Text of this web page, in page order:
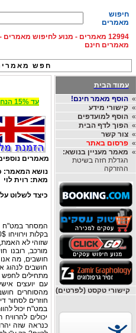
חיפוש
מאמרים
12994 מאמרים - מנוע לחיפוש
מאמרים חינם
חפש
עמוד הבית
»הוסף מאמר חינם!
»קישורי מידע
»הוסף למועדפים
»הפוך לדף הבית
»צור קשר
»פרסום באתר
» מאמר מעניין בנושא:
הגדלת חזה בשיטת
ההזרקה
קישורי טקסט (לפרטים)
עד 15% הנחה על השכרת רכב בחו"ל, מהחברות הגדולות בעולם, לחצו ל Rentingcar
מאמרים
נושא המאמר:
מאת: רוית
כיצד לשלוט
המסחר במט"ח
שזוהי לא
מורכב, רובנו
חושבים, מה
חושבים לנהוג
עם יועצים
מהסוחרים
חוזרים לסחור
במט"ח יכול
יכולים
כנראה שזה